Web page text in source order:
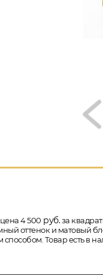
4 500 руб.за
оттенок и матовый
Товар есть в